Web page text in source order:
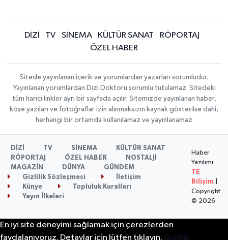
DİZİ TV SİNEMA KÜLTÜR SANAT
RÖPORTAJ
ÖZEL HABER
Sitede yayınlanan içerik ve yorumlardan yazarları sorumludur.
Yayınlanan yorumlardan Dizi Doktoru sorumlu tutulamaz. Sitedeki
tüm harici linkler ayrı bir sayfada açılır. Sitemizde yayınlanan haber,
köşe yazıları ve fotoğraflar izin alınmaksızın kaynak gösterilse dahi,
herhangi bir ortamda kullanılamaz ve yayınlanamaz
DİZİ TV SİNEMA
KÜLTÜR SANAT
RÖPORTAJ
ÖZEL HABER
NOSTALJİ
MAGAZİN
DÜNYA
GÜNDEM
Gizlilik Sözleşmesi
İletişim
Künye
Topluluk Kuralları
Yayın İlkeleri
Haber
Yazılımı:
TE
Bilişim
Copyright
© 2026
En iyi site deneyimi sağlamak için çerezlerden
faydalanıyoruz. Detaylar için lütfen tıklayın. Gizlilik